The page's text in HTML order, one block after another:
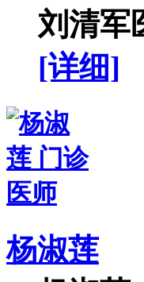
刘清军
[详细]
杨淑莲